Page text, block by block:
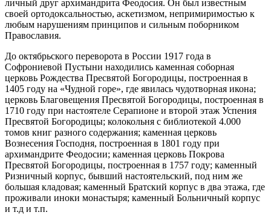
личный друг архимандрита Феодосия. Он был известным
своей ортодоксальностью, аскетизмом, непримиримостью к
любым нарушениям принципов и сильным поборником
Православия.
До октябрьского переворота в России 1917 года в
Софрониевой Пустыни находились каменная соборная
церковь Рождества Пресвятой Богородицы, построенная в
1405 году на «Чудной горе», где явилась чудотворная икона;
церковь Благовещения Пресвятой Богородицы, построенная в
1710 году при настоятеле Серапионе и второй этаж Успения
Пресвятой Богородицы; колокольня с библиотекой 4.000
томов книг разного содержания; каменная церковь
Вознесения Господня, построенная в 1801 году при
архимандрите Феодосии; каменная церковь Покрова
Пресвятой Богородицы, построенная в 1757 году; каменный
Ризничный корпус, бывший настоятельский, под ним же
большая кладовая; каменный Братский корпус в два этажа, где
проживали иноки монастыря; каменный Больничный корпус
и т.д и т.п.